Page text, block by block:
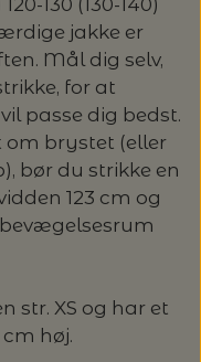
130 (130-140)
jakke er
Mål dig selv,
for at
passe dig bedst.
om brystet (eller
bør du strikke en
123 cm og
str. XS og har et
høj.